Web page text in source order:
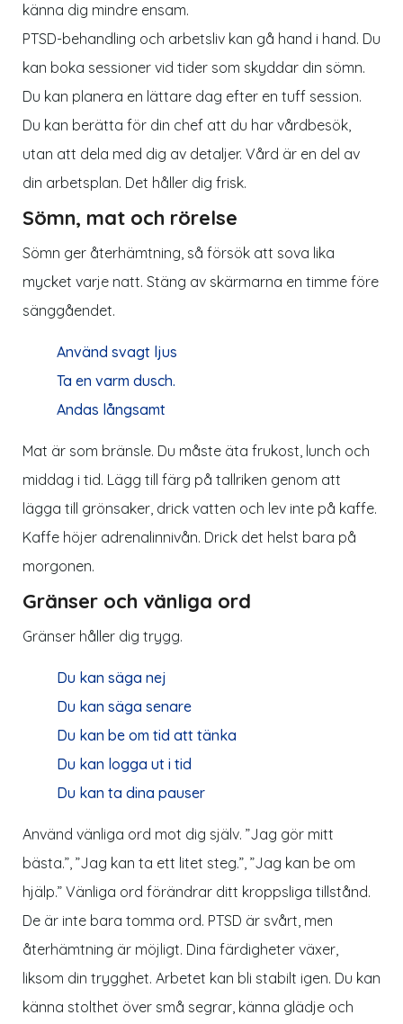
känna dig mindre ensam.
PTSD-behandling och arbetsliv kan gå hand i hand. Du
kan boka sessioner vid tider som skyddar din sömn.
Du kan planera en lättare dag efter en tuff session.
Du kan berätta för din chef att du har vårdbesök,
utan att dela med dig av detaljer. Vård är en del av
din arbetsplan. Det håller dig frisk.
Sömn, mat och rörelse
Sömn ger återhämtning, så försök att sova lika
mycket varje natt. Stäng av skärmarna en timme före
sänggåendet.
Använd svagt ljus
Ta en varm dusch.
Andas långsamt
Mat är som bränsle. Du måste äta frukost, lunch och
middag i tid. Lägg till färg på tallriken genom att
lägga till grönsaker, drick vatten och lev inte på kaffe.
Kaffe höjer adrenalinnivån. Drick det helst bara på
morgonen.
Gränser och vänliga ord
Gränser håller dig trygg.
Du kan säga nej
Du kan säga senare
Du kan be om tid att tänka
Du kan logga ut i tid
Du kan ta dina pauser
Använd vänliga ord mot dig själv. ”Jag gör mitt
bästa.”, ”Jag kan ta ett litet steg.”, ”Jag kan be om
hjälp.” Vänliga ord förändrar ditt kroppsliga tillstånd.
De är inte bara tomma ord. PTSD är svårt, men
återhämtning är möjligt. Dina färdigheter växer,
liksom din trygghet. Arbetet kan bli stabilt igen. Du kan
känna stolthet över små segrar, känna glädje och